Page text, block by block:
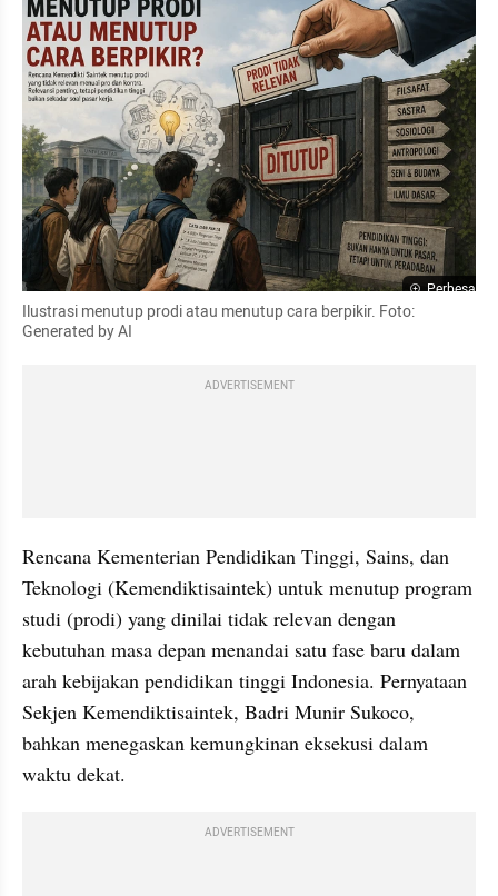
Perbesar
Ilustrasi menutup prodi atau menutup cara berpikir. Foto:
Generated by AI
ADVERTISEMENT
Rencana Kementerian Pendidikan Tinggi, Sains, dan
Teknologi (Kemendiktisaintek) untuk menutup program
studi (prodi) yang dinilai tidak relevan dengan
kebutuhan masa depan menandai satu fase baru dalam
arah kebijakan pendidikan tinggi Indonesia. Pernyataan
Sekjen Kemendiktisaintek, Badri Munir Sukoco,
bahkan menegaskan kemungkinan eksekusi dalam
waktu dekat.
ADVERTISEMENT